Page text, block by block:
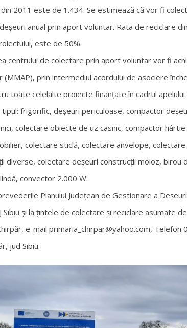
2011 este de 1.434. Se estimează că vor fi
anual prin aport voluntar. Rata de reciclare
este de 50%.
centrului de colectare prin aport voluntar vor fi
(MMAP), prin intermediul acordului de asociere
toate celelalte proiecte finanțate în cadrul apelului
frigorific, deșeuri periculoase, compactor
colectare obiecte de uz casnic, compactor
colectare sticlă, colectare anvelope,
diverse, colectare deșeuri construcții moloz, birou
convector 2.000 W.
Planului Județean de Gestionare a
și la țintele de colectare și reciclare asumate
e-mail primaria_chirpar@yahoo.com, Telefon
jud Sibiu.